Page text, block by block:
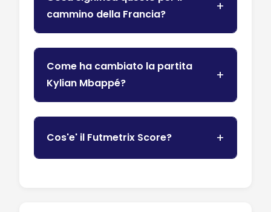
cammino della Francia?
Come ha cambiato la partita
Kylian Mbappé?
Cos'e' il Futmetrix Score?